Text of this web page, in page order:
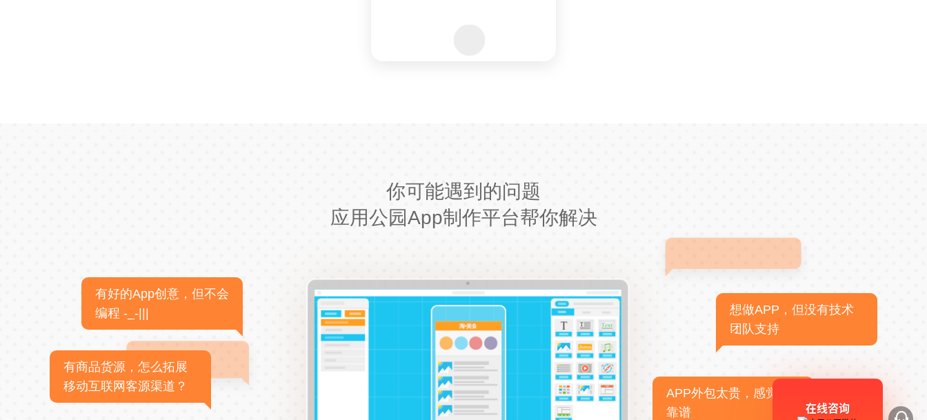
你可能遇到的问题
应用公园App制作平台帮你解决
有好的App创意，但不会
编程 -_-|||
有商品货源，怎么拓展
移动互联网客源渠道？
想做APP，但没有技术
团队支持
APP外包太贵，感觉不
靠谱
在线咨询